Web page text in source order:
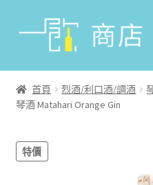
首頁
葡萄酒
香檳/氣泡酒
首頁 烈酒/利口酒/調酒
琴酒 Matahari Orange Gin
特價